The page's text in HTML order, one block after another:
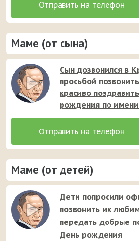
Маме (от сына)
Сын дозвонился в
просьбой
красиво
рождения по имени
Маме (от детей)
Дети попросили
позвонить их
передать добрые
День рождения